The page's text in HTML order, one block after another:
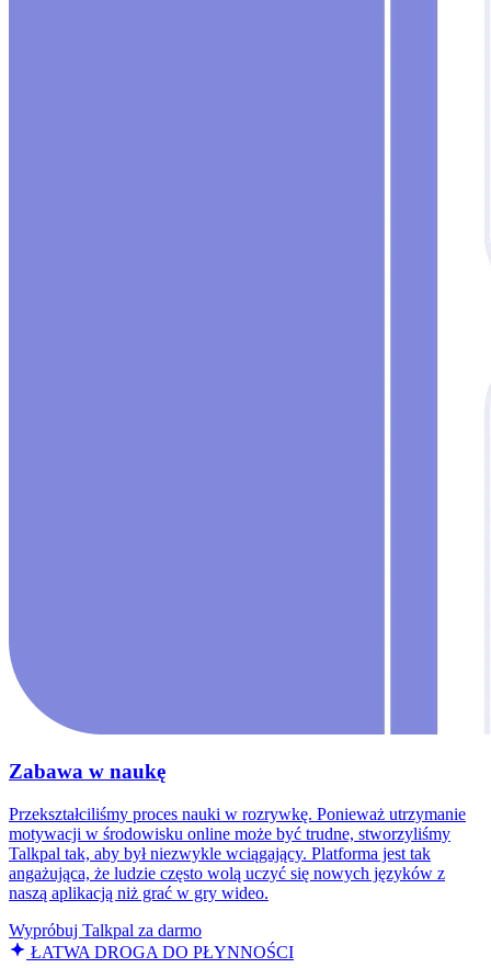
Zabawa w naukę
Przekształciliśmy proces nauki w rozrywkę. Ponieważ utrzymanie
motywacji w środowisku online może być trudne, stworzyliśmy
Talkpal tak, aby był niezwykle wciągający. Platforma jest tak
angażująca, że ludzie często wolą uczyć się nowych języków z
naszą aplikacją niż grać w gry wideo.
Wypróbuj Talkpal za darmo
ŁATWA DROGA DO PŁYNNOŚCI